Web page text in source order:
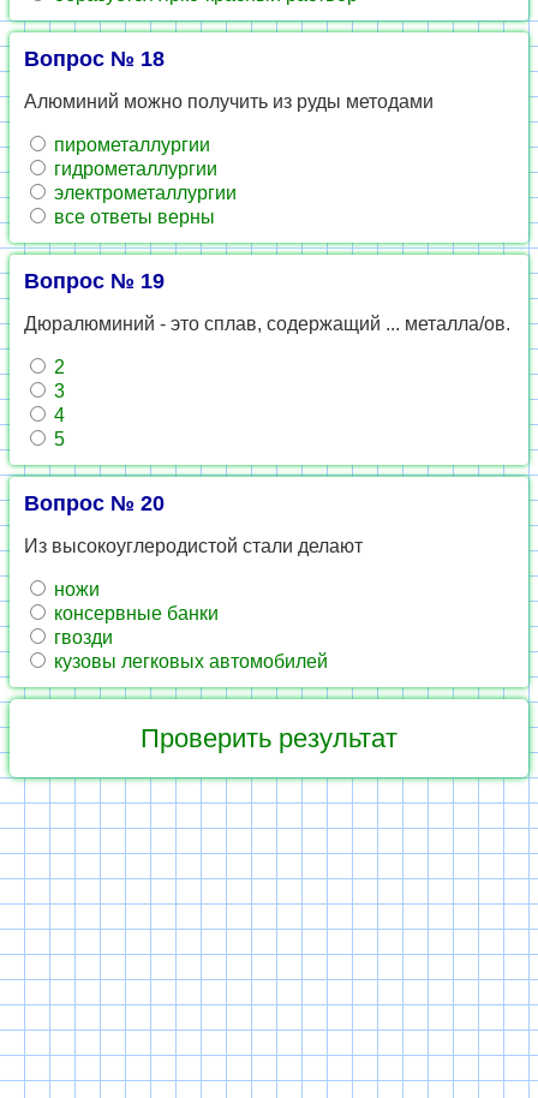
Вопрос № 18
Алюминий можно получить из руды методами
пирометаллургии
гидрометаллургии
электрометаллургии
все ответы верны
Вопрос № 19
Дюралюминий - это сплав, содержащий ... металла/ов.
2
3
4
5
Вопрос № 20
Из высокоуглеродистой стали делают
ножи
консервные банки
гвозди
кузовы легковых автомобилей